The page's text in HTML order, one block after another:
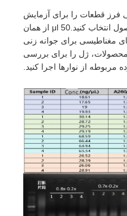
فرز قطعات را برای آزمایش
توانایی فرز برای تعیین ثبات محصول انتخاب کنید.50 μl از همان
مغناطیسی برای جوانه زنی
ژل را برای بررسی
مربوطه از نوارها اجرا کنید.